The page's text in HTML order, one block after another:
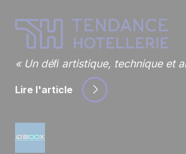
Un déﬁ artistique, technique et
Lire l'article